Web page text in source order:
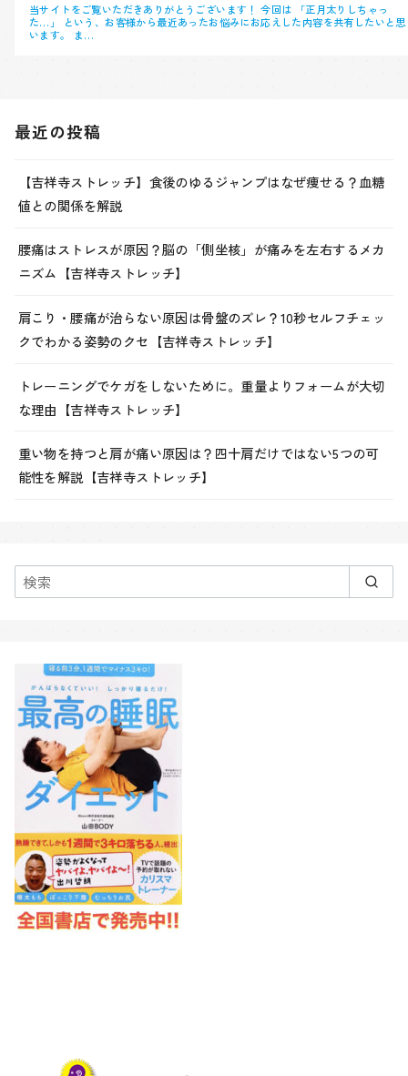
当サイトをご覧いただきありがとうございます！ 今回は 「正月太りしちゃっ
た…」 という、お客様から最近あったお悩みにお応えした内容を共有したいと思
います。 ま…
最近の投稿
【吉祥寺ストレッチ】食後のゆるジャンプはなぜ痩せる？血糖
値との関係を解説
腰痛はストレスが原因？脳の「側坐核」が痛みを左右するメカ
ニズム【吉祥寺ストレッチ】
肩こり・腰痛が治らない原因は骨盤のズレ？10秒セルフチェッ
クでわかる姿勢のクセ【吉祥寺ストレッチ】
トレーニングでケガをしないために。重量よりフォームが大切
な理由【吉祥寺ストレッチ】
重い物を持つと肩が痛い原因は？四十肩だけではない5つの可
能性を解説【吉祥寺ストレッチ】